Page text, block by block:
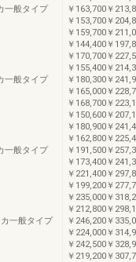
一般タイプ
一般タイプ
一般タイプ
一般タイプ
￥163,700￥
￥153,700￥
￥159,700￥
￥144,400￥
￥170,700￥
￥155,400￥
￥180,300￥
￥165,000￥
￥168,700￥
￥150,600￥
￥180,900￥
￥162,800￥
￥191,500￥
￥173,400￥
￥221,400￥
￥199,200￥
￥235,000￥
￥212,800￥
￥246,200￥
￥224,000￥
￥242,500￥
￥219,200￥